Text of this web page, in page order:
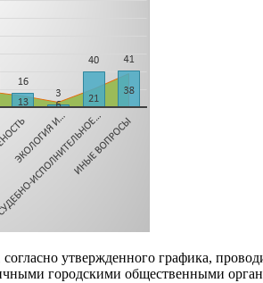
утвержденного графика,
городскими общественными